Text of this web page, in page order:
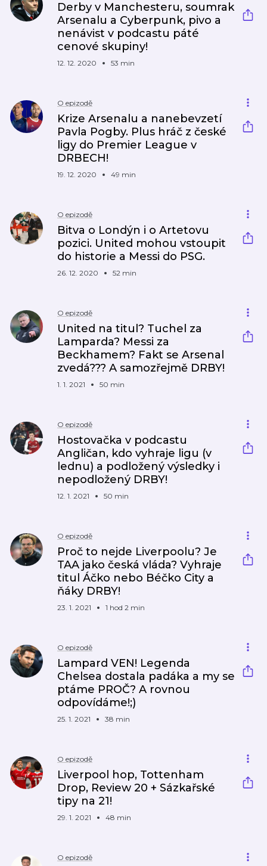
Derby v Manchesteru, soumrak
Arsenalu a Cyberpunk, pivo a
nenávist v podcastu páté
cenové skupiny!
12. 12. 2020 53 min
O epizodě
Krize Arsenalu a nanebevzetí
Pavla Pogby. Plus hráč z české
ligy do Premier League v
DRBECH!
19. 12. 2020 49 min
O epizodě
Bitva o Londýn i o Artetovu
pozici. United mohou vstoupit
do historie a Messi do PSG.
26. 12. 2020 52 min
O epizodě
United na titul? Tuchel za
Lamparda? Messi za
Beckhamem? Fakt se Arsenal
zvedá??? A samozřejmě DRBY!
1. 1. 2021 50 min
O epizodě
Hostovačka v podcastu
Angličan, kdo vyhraje ligu (v
lednu) a podložený výsledky i
nepodložený DRBY!
12. 1. 2021 50 min
O epizodě
Proč to nejde Liverpoolu? Je
TAA jako česká vláda? Vyhraje
titul Áčko nebo Béčko City a
ňáky DRBY!
23. 1. 2021 1 hod 2 min
O epizodě
Lampard VEN! Legenda
Chelsea dostala padáka a my se
ptáme PROČ? A rovnou
odpovídáme!;)
25. 1. 2021 38 min
O epizodě
Liverpool hop, Tottenham
Drop, Review 20 + Sázkařské
tipy na 21!
29. 1. 2021 48 min
O epizodě